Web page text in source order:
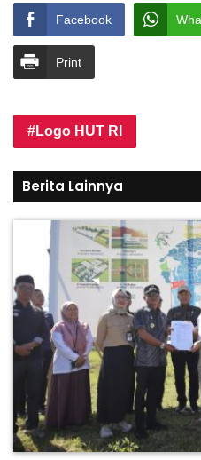
Facebook
Print
Logo HUT RI
Berita Lainnya